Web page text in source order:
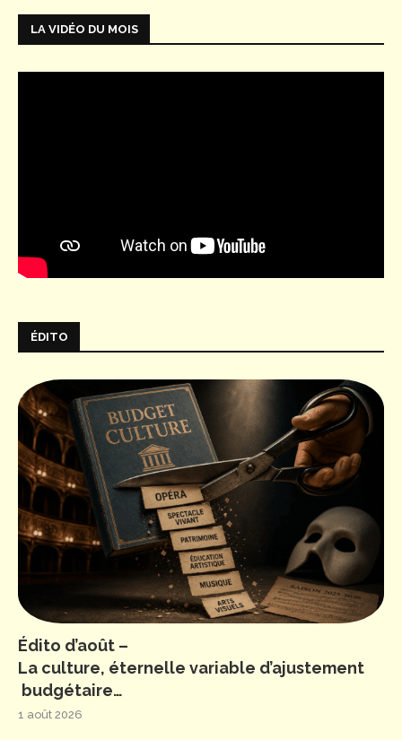
LA VIDÉO DU MOIS
ÉDITO
Édito d’août –
La culture, éternelle variable d’ajustement
budgétaire…
1 août 2026